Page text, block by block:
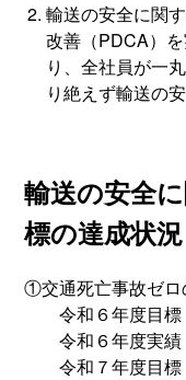
輸送の安全に関
改善（PDCA）
り、全社員が一
り絶えず輸送の
輸送の安全
標の達成状況
①交通死亡事故ゼロ
令和６年度目
令和６年度実
令和７年度目